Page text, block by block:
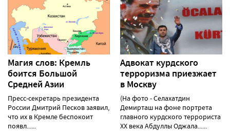
Магия слов: Кремль
боится Большой
Средней Азии
Пресс-секретарь президента
России Дмитрий Песков заявил,
что их в Кремле беспокоит
появл......
Адвокат курдского
терроризма приезжает
в Москву
(На фото - Селахатдин
Демирташ на фоне портрета
главного курдского террориста
XX века Абдуллы Оджала......